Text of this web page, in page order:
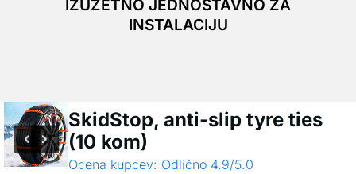
IZUZETNO JEDNOSTAVNO ZA
INSTALACIJU
SkidStop, anti-slip tyre ties
(10 kom)
Ocena kupcev: Odlično 4.9/5.0